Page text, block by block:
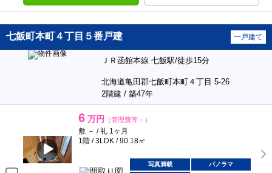
七飯町本町４丁目５番戸建 一戸建て
ＪＲ函館本線 七飯駅/徒歩15分
北海道亀田郡七飯町本町４丁目 5-26
2階建 / 築47年
6 万円 （管理費等－）
敷 － / 礼 1ヶ月
1階 / 3LDK / 90.18㎡
写真満載
パノラマ